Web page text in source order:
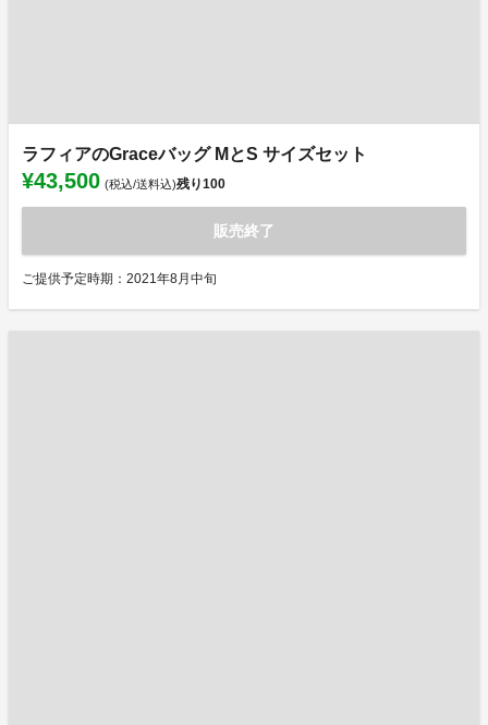
ラフィアのGraceバッグ MとS サイズセット
¥43,500 (税込/送料込)残り100
販売終了
ご提供予定時期：2021年8月中旬